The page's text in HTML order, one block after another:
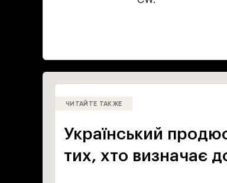
ЧИТАЙТЕ ТАКЖЕ
Український
тих, хто визначає